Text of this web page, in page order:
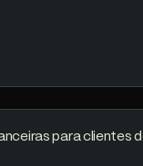
para clientes